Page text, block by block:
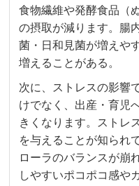
食物繊維や発酵食品（
の摂取が減ります。腸
菌・日和見菌が増えや
増えることがある。
次に、ストレスの影響
けでなく、出産・育児
きくなります。ストレ
を与えることが知られ
ローラのバランスが崩
しやすいポコポコ感や